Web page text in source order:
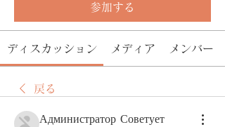
参加する
ディスカッション メディア メンバー
戻る
Администратор Советует